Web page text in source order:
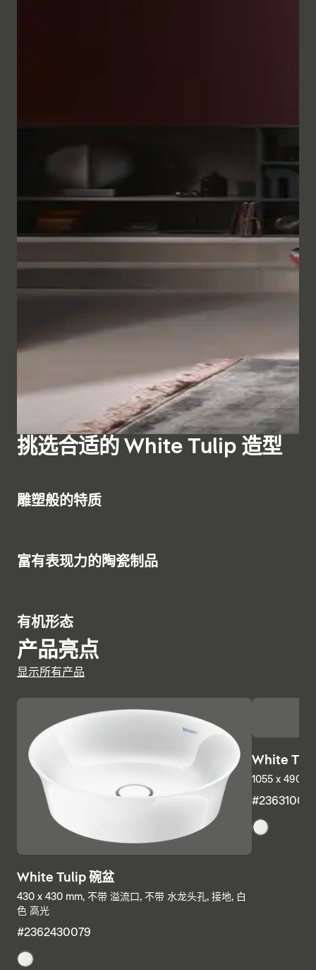
保柜门轻柔关闭。根据尺寸的不同，洗脸盆柜最多可配有
White Tulip 浴室家具的柜体可提供多种细腻的丝光哑光
和高光漆面。丝光哑光漆面甚至能自动消除细小的划痕，
而且特殊的防指纹表面使清洁和保养变得特别容易。
些支架还可以在两侧安装最多两个圆形毛巾架。
花。环绕式 LED 照明可通过传感器或应用程序进行非接
触式调光，镜面加热功能也可通过传感器或应用程序进行
显示浴室镜子
White Tulip 浴室龙头延续了该系列卓越的设计风格。
White Tulip 龙头的设计元素贯穿始终，其手柄呈郁金香
磨，操作起来特别轻松舒适。 White Tulip 洗脸盆龙头有
S、M、L 和 XL 不同高度可供选择。此外，还有嵌入式
该系列的淋浴和浴缸龙头
头可选择配备手持花洒和头顶花洒的转换阀或单个花洒。
对于独立式浴缸，White Tulip 的落地式浴缸龙头可营造
出视觉上的亮点。
显示浴室龙头
White Tulip 浴缸有两种款式：圆形或椭圆形。两种款式
都采用无缝亚克力饰面和略微向外倾斜的边缘，轻松融入
它将成为浴室中的特别亮点。 椭圆形款式的白色郁金香
浴缸有两种尺寸：1800x800 毫米和 1600x900 毫米
与其他富有表现力的陶瓷产品相匹配的是，White Tulip
系列同样提供小便池和座便器选择。这些产品与冲洗喷嘴
小便池一样，都清晰地体现了 White Tulip 的典型风格。
壁挂式座便器配备 HygieneFlush 冲洗技术，落地式座便
器配备 Duravit Rimless 冲洗技术。外部按钮使带自动缓
降落功能的座圈可以轻松拆卸，便于清洁。
显示座便器
挑选合适的 White Tulip 造型
6
雕塑般的特质
1
富有表现力的陶瓷制品
4
有机形态
产品亮点
显示所有产品
White Tulip 碗盆
430 x 430 mm, 不带 溢流口, 不带 水龙头孔, 接地, 白
色 高光
#2362430079
White
1055 x 490